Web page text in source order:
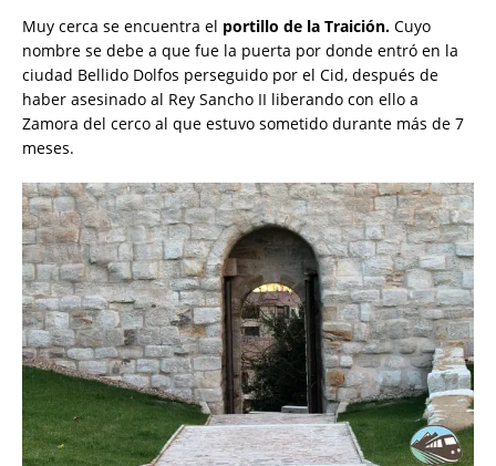
Muy cerca se encuentra el portillo de la Traición. Cuyo
nombre se debe a que fue la puerta por donde entró en la
ciudad Bellido Dolfos perseguido por el Cid, después de
haber asesinado al Rey Sancho II liberando con ello a
Zamora del cerco al que estuvo sometido durante más de 7
meses.